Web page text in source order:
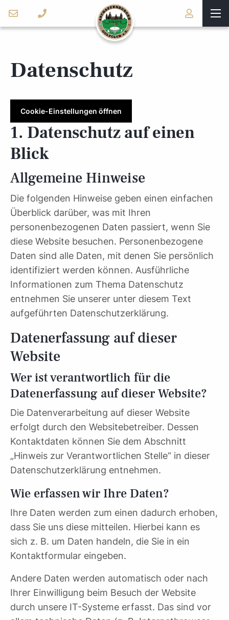
Datenschutz
Cookie-Einstellungen öffnen
1. Datenschutz auf einen
Blick
Allgemeine Hinweise
Die folgenden Hinweise geben einen einfachen
Überblick darüber, was mit Ihren
personenbezogenen Daten passiert, wenn Sie
diese Website besuchen. Personenbezogene
Daten sind alle Daten, mit denen Sie persönlich
identifiziert werden können. Ausführliche
Informationen zum Thema Datenschutz
entnehmen Sie unserer unter diesem Text
aufgeführten Datenschutzerklärung.
Datenerfassung auf dieser
Website
Wer ist verantwortlich für die
Datenerfassung auf dieser Website?
Die Datenverarbeitung auf dieser Website
erfolgt durch den Websitebetreiber. Dessen
Kontaktdaten können Sie dem Abschnitt
„Hinweis zur Verantwortlichen Stelle“ in dieser
Datenschutzerklärung entnehmen.
Wie erfassen wir Ihre Daten?
Ihre Daten werden zum einen dadurch erhoben,
dass Sie uns diese mitteilen. Hierbei kann es
sich z. B. um Daten handeln, die Sie in ein
Kontaktformular eingeben.
Andere Daten werden automatisch oder nach
Ihrer Einwilligung beim Besuch der Website
durch unsere IT-Systeme erfasst. Das sind vor